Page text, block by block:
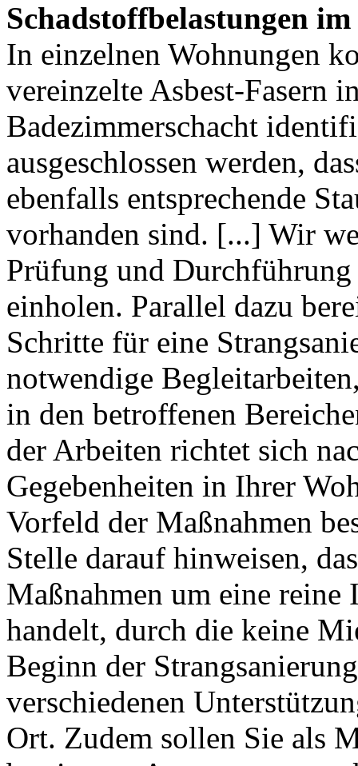
Schadstoffbelastungen
In einzelnen Wohnungen
vereinzelte Asbest-Fasern
Badezimmerschacht
ausgeschlossen werden,
ebenfalls entsprechende
vorhanden sind. [...] Wir
Prüfung und Durchführung
einholen. Parallel dazu
Schritte für eine
notwendige
in den betroffenen
der Arbeiten richtet sich
Gegebenheiten in Ihrer
Vorfeld der Maßnahmen
Stelle darauf hinweisen,
Maßnahmen um eine reine
handelt, durch die keine
Beginn der
verschiedenen
Ort. Zudem sollen Sie als